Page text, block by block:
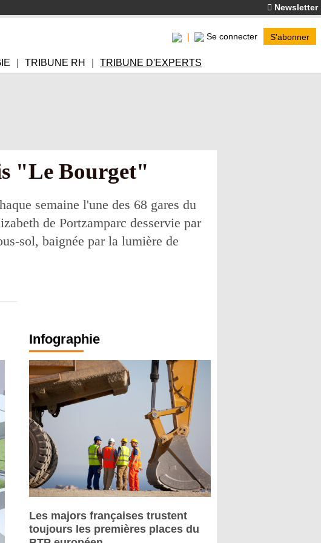
Newsletter
Se connecter S'abonner
TRIBUNE RH TRIBUNE D'EXPERTS
"Le Bourget"
semaine l'une des 68 gares du
de Portzamparc desservie par
sol, baignée par la lumière de
Infographie
Les majors françaises trustent
toujours les premières places du